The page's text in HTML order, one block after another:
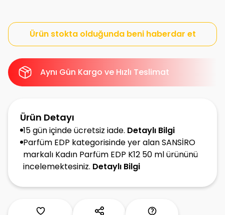
Ürün stokta olduğunda beni haberdar et
Aynı Gün Kargo ve Hızlı Teslimat
Ürün Detayı
15 gün içinde ücretsiz iade. Detaylı Bilgi
Parfüm EDP kategorisinde yer alan SANSİRO
markalı Kadın Parfüm EDP K12 50 ml ürününü
incelemektesiniz. Detaylı Bilgi